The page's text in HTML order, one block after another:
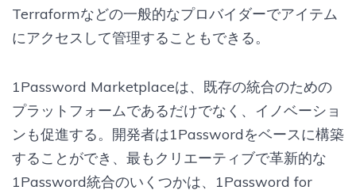
Terraformなどの一般的なプロバイダーでアイテム
にアクセスして管理することもできる。
1Password Marketplaceは、既存の統合のための
プラットフォームであるだけでなく、イノベーショ
ンも促進する。開発者は1Passwordをベースに構築
することができ、最もクリエーティブで革新的な
1Password統合のいくつかは、1Password for